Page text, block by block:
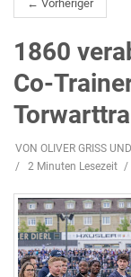
← Vorheriger
1860
Co-
VON OLIVER GRISS
2 Minuten Lesezeit